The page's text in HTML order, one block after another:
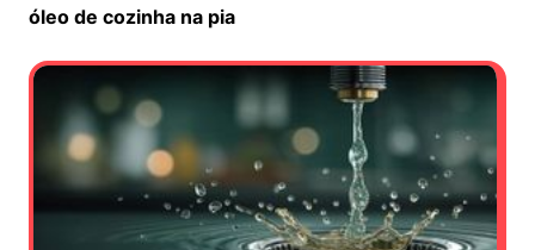
óleo de cozinha na pia